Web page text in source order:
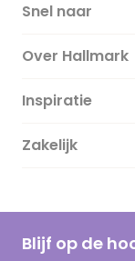
Snel naar
Over Hallmark
Over ons
Duurzaamheid
Hallmark
Inspiratie
Magazine
Cadeau inspiratie
Kaartinspiratie
Zakelijk
Blijf op de